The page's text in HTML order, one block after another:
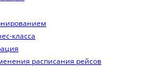
класса
расписания рейсов